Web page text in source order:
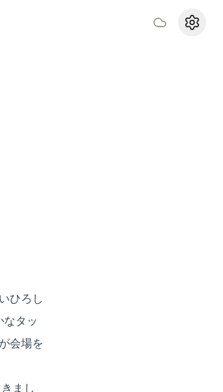
設定
ひろし
タッ
会場を
まし